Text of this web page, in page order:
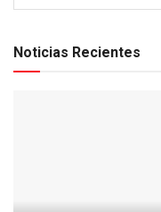
Noticias Recientes